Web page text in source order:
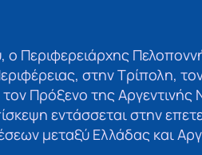
ο Περιφερειάρχης
στην Τρίπολη,
Πρόξενο της Αργεντινής
εντάσσεται στην
μεταξύ Ελλάδας και